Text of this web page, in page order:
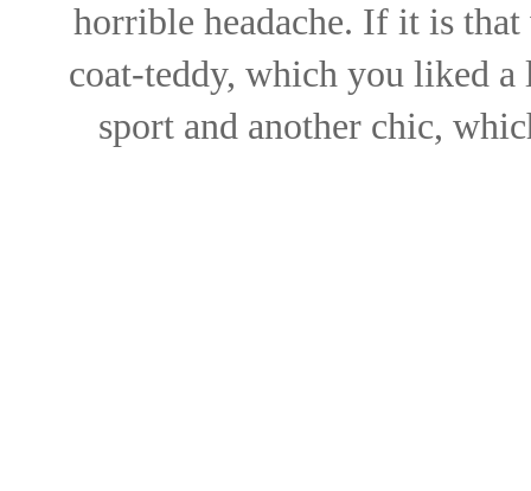
horrible headache. If it is
coat-teddy, which you liked
sport and another chic,